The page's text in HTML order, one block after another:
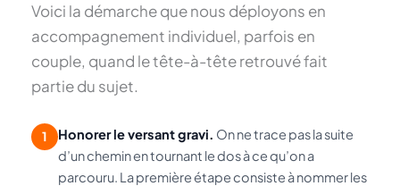
Voici la démarche que nous déployons en
accompagnement individuel, parfois en
couple, quand le tête-à-tête retrouvé fait
partie du sujet.
1 Honorer le versant gravi. On ne trace pas la suite
d’un chemin en tournant le dos à ce qu’on a
parcouru. La première étape consiste à nommer les